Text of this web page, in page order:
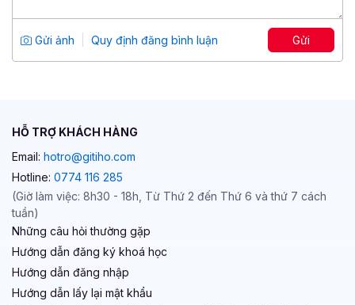
Tổng số 2 giờ
13 bài giảng
4.83
22
399,000 đ
Gửi ảnh Quy định đăng bình luận Gửi
HỖ TRỢ KHÁCH HÀNG
Email: hotro@gitiho.com
Hotline: 0774 116 285
(Giờ làm việc: 8h30 - 18h, Từ Thứ 2 đến Thứ 6 và thứ 7 cách
tuần)
Những câu hỏi thường gặp
Hướng dẫn đăng ký khoá học
Hướng dẫn đăng nhập
Hướng dẫn lấy lại mật khẩu